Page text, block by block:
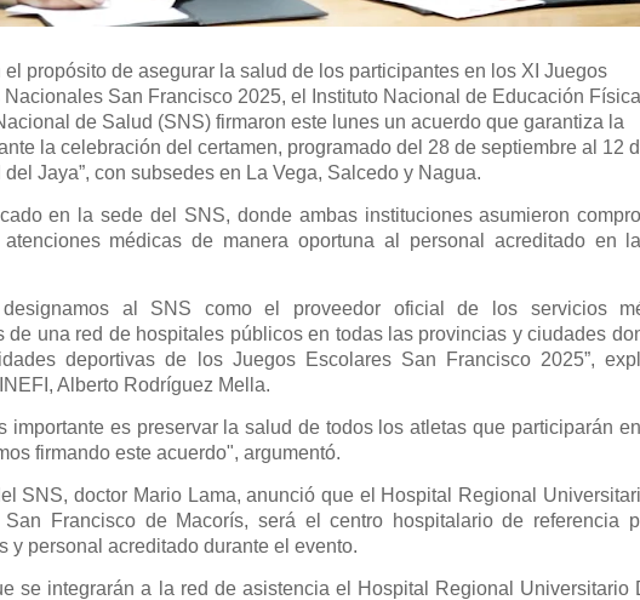
el propósito de asegurar la salud de los participantes en los XI Juegos
San Francisco 2025, el Instituto Nacional de Educación Física
de Salud (SNS) firmaron este lunes un acuerdo que garantiza la
la celebración del certamen, programado del 28 de septiembre al 12
Jaya”, con subsedes en La Vega, Salcedo y Nagua.
en la sede del SNS, donde ambas instituciones asumieron
médicas de manera oportuna al personal acreditado en
al SNS como el proveedor oficial de los servicios
de una red de hospitales públicos en todas las provincias y ciudades
deportivas de los Juegos Escolares San Francisco 2025”,
Alberto Rodríguez Mella.
importante es preservar la salud de todos los atletas que participarán
firmando este acuerdo", argumentó.
SNS, doctor Mario Lama, anunció que el Hospital Regional
Francisco de Macorís, será el centro hospitalario de referencia
y personal acreditado durante el evento.
se integrarán a la red de asistencia el Hospital Regional Universitario